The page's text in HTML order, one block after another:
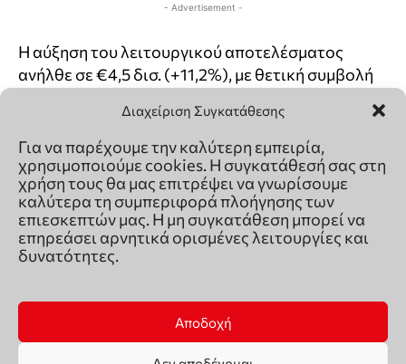
Διαχείριση Συγκατάθεσης
Για να παρέχουμε την καλύτερη εμπειρία,
χρησιμοποιούμε cookies. Η συγκατάθεσή σας στη
χρήση τους θα μας επιτρέψει να γνωρίσουμε
καλύτερα τη συμπεριφορά πλοήγησης των
επιεσκεπτών μας. Η μη συγκατάθεση μπορεί να
επηρεάσει αρνητικά ορισμένες λειτουργίες και
δυνατότητες.
Αποδοχή